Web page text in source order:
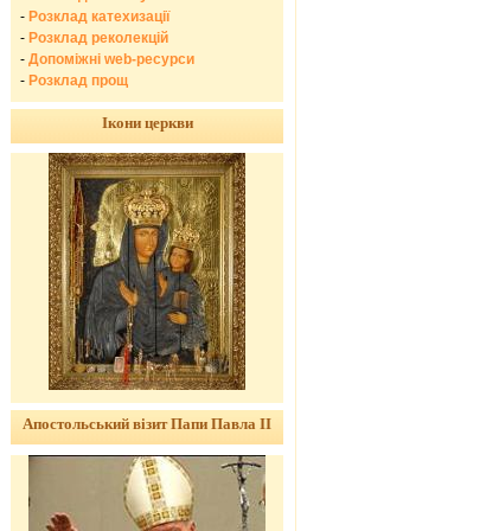
- Розклад катехизації
- Розклад реколекцій
- Допоміжні web-ресурси
- Розклад прощ
Ікони церкви
Апостольський візит Папи Павла ІІ